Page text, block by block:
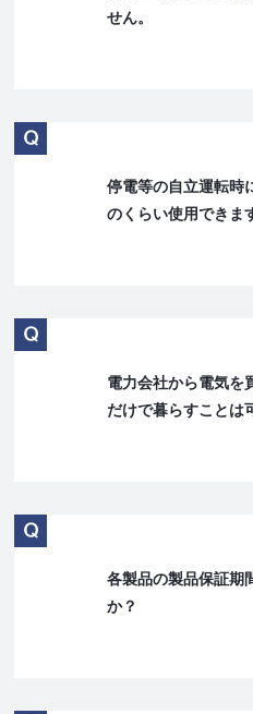
せん。
停電等の自立運転時
のくらい使用できま
電力会社から電気を
だけで暮らすことは
各製品の製品保証期
か？